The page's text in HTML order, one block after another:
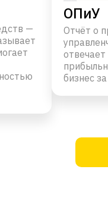
—
ОПиУ
Отчёт о
бизнес